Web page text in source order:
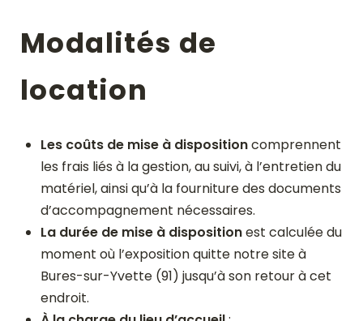
Modalités de
location
Les coûts de mise à dispositioncomprennent
les frais liés à la gestion, au suivi, à l’entretien du
matériel, ainsi qu’à la fourniture des documents
d’accompagnement nécessaires.
La durée de mise à dispositionest calculée du
moment où l’exposition quitte notre site à
Bures-sur-Yvette (91) jusqu’à son retour à cet
endroit.